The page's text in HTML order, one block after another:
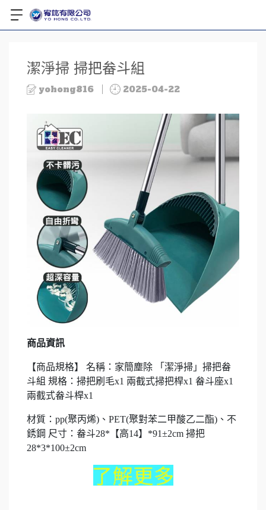
潔淨掃 掃把畚斗組
yohong816 2025-04-22
商品資訊
【商品規格】 名稱：家簡塵除 「潔淨掃」掃把畚
斗組 規格：掃把刷毛x1 兩截式掃把桿x1 畚斗座x1
兩截式畚斗桿x1
材質：pp(聚丙烯)、PET(聚對苯二甲酸乙二酯)、不
銹鋼 尺寸：畚斗28*【高14】*91±2cm 掃把
28*3*100±2cm